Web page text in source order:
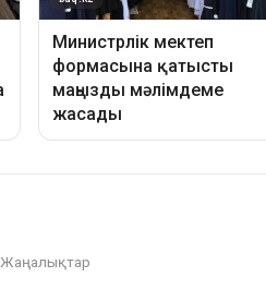
Жаңалықтар